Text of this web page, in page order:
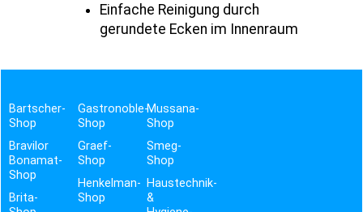
Einfache Reinigung durch
gerundete Ecken im Innenraum
Bartscher-
Shop
Bravilor
Bonamat-
Shop
Brita-
Gastronoble-
Shop
Graef-
Shop
Henkelman-
Shop
Mussana-
Shop
Smeg-
Shop
Haustechnik-
&